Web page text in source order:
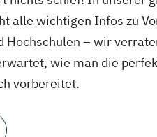
alle wichtigen Infos zu
– wir
wie man die
vorbereitet.